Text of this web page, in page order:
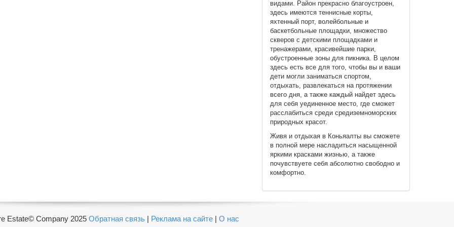
видами. Район прекрасно благоустроен,
здесь имеются теннисные корты,
яхтенный порт, волейбольные и
баскетбольные площадки, множество
скверов с детскими площадками и
тренажерами, красивейшие парки,
обустроенные зоны для пикника. В целом
здесь есть все для того, чтобы вы и ваши
дети могли заниматься спортом,
отдыхать, развлекаться на протяжении
всего дня, а также каждый найдет здесь
для себя уединенное место, где сможет
расслабиться среди средиземноморских
природных красот.
Живя и отдыхая в Коньяалты вы сможете
в полной мере насладиться насыщенной
яркими красками жизнью, а также
почувствуете себя абсолютно свободно и
комфортно.
Estate© Company 2025 Обратная связь | Реклама на сайте | О нас